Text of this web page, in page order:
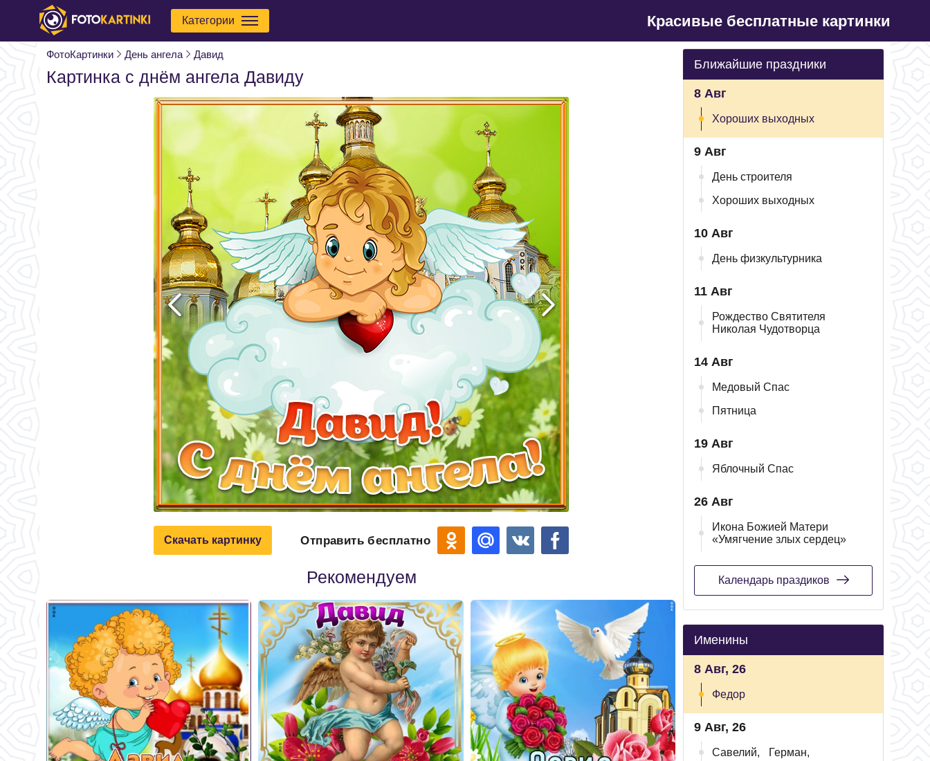
Категории Красивые бесплатные картинки
ФотоКартинки День ангела Давид
Картинка с днём ангела Давиду
Скачать картинку Отправить бесплатно
Рекомендуем
Ближайшие праздники
8 Авг
Хороших выходных
9 Авг
День строителя
Хороших выходных
10 Авг
День физкультурника
11 Авг
Рождество Святителя
Николая Чудотворца
14 Авг
Медовый Спас
Пятница
19 Авг
Яблочный Спас
26 Авг
Икона Божией Матери
«Умягчение злых сердец»
Календарь праздиков
Именины
8 Авг, 26
Федор
9 Авг, 26
Савелий,
Герман,